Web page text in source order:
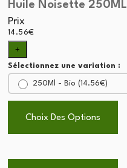
Huile Noisette 250ML
Prix
14.56€
+
Sélectionnez une variation :
250Ml - Bio (14.56€)
Choix Des Options